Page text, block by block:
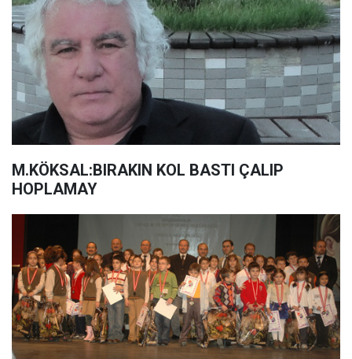
M.KÖKSAL:BIRAKIN KOL BASTI ÇALIP
HOPLAMAY